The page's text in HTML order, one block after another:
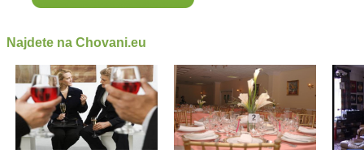
Najdete na Chovani.eu